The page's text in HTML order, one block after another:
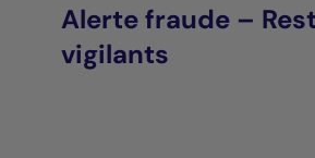
Alerte fraude –
vigilants